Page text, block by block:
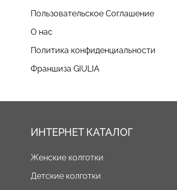
Пользовательское Соглашение
О нас
Политика конфиденциальности
Франшиза GIULIA
ИНТЕРНЕТ КАТАЛОГ
Женские колготки
Детские колготки